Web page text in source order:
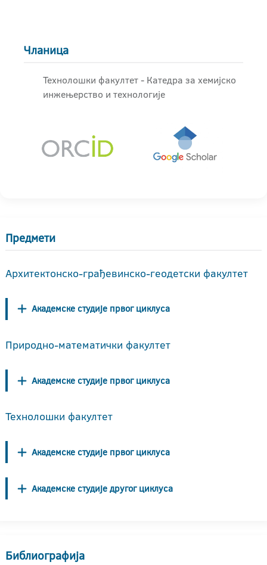
Чланица
Технолошки факултет - Катедра за хемијско
инжењерство и технологије
Предмети
Архитектонско-грађевинско-геодетски факултет
Академске студије првог циклуса
Природно-математички факултет
Академске студије првог циклуса
Технолошки факултет
Академске студије првог циклуса
Академске студије другог циклуса
Библиографија